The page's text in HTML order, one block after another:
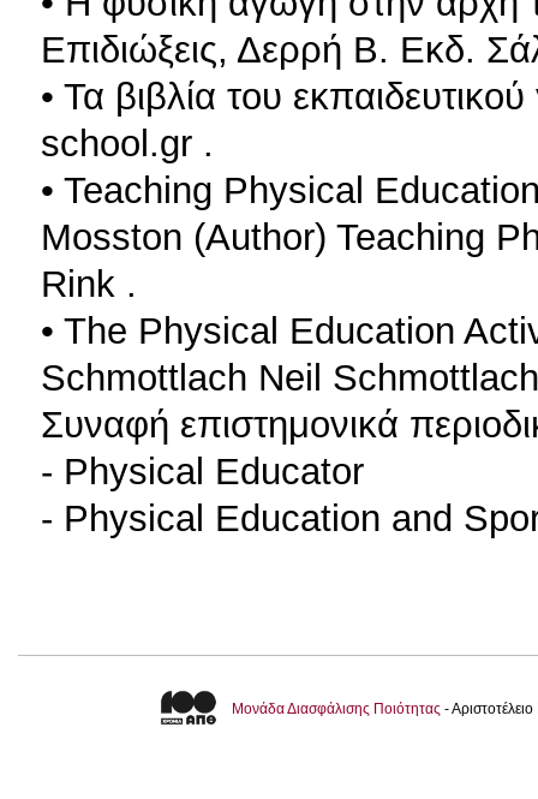
Επιδιώξεις, Δερρή Β. Εκδ.
• Τα βιβλία του
school.gr .
• Teaching Physical
Mosston (Author) Teaching
Rink .
• The Physical Education
Schmottlach Neil
Συναφή επιστημονικά
- Physical Educator
- Physical Education and
Μονάδα Διασφάλισης Ποιότητας -